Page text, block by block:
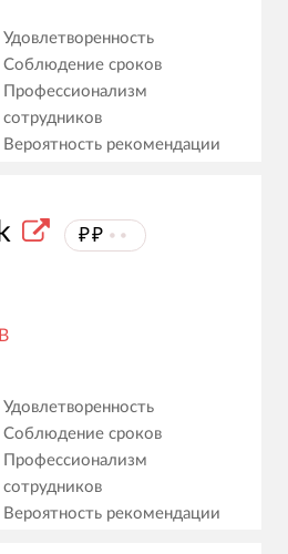
Удовлетворенность
Соблюдение сроков
Профессионализм
сотрудников
Вероятность рекомендации
₽₽ ⦁⦁
Удовлетворенность
Соблюдение сроков
Профессионализм
сотрудников
Вероятность рекомендации